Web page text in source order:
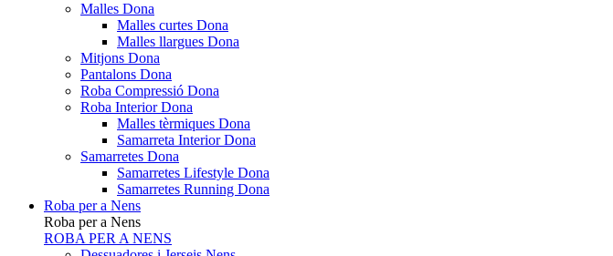
Malles Dona
Malles curtes Dona
Malles llargues Dona
Mitjons Dona
Pantalons Dona
Roba Compressió Dona
Roba Interior Dona
Malles tèrmiques Dona
Samarreta Interior Dona
Samarretes Dona
Samarretes Lifestyle Dona
Samarretes Running Dona
Roba per a Nens
Roba per a Nens
ROBA PER A NENS